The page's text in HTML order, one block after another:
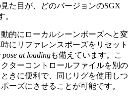
た目が、どのバージョンのSGX
。
的にローカルシーンポーズへと変
にリファレンスポーズをリセット
pose at loadingも備えています。こ
ターコントロールファイルを別の
きに便利で、同じリグを使用しつ
ーズにさせることが可能です。